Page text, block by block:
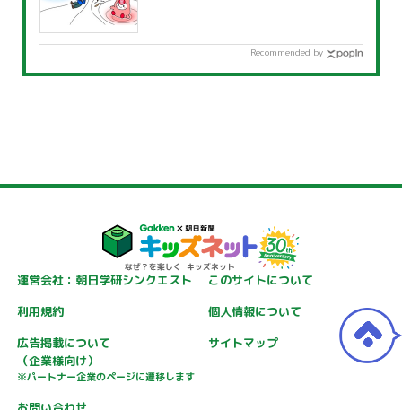
Recommended by
運営会社：朝日学研シンクエスト
このサイトについて
利用規約
個人情報について
広告掲載について
（企業様向け）
※パートナー企業のページに遷移します
サイトマップ